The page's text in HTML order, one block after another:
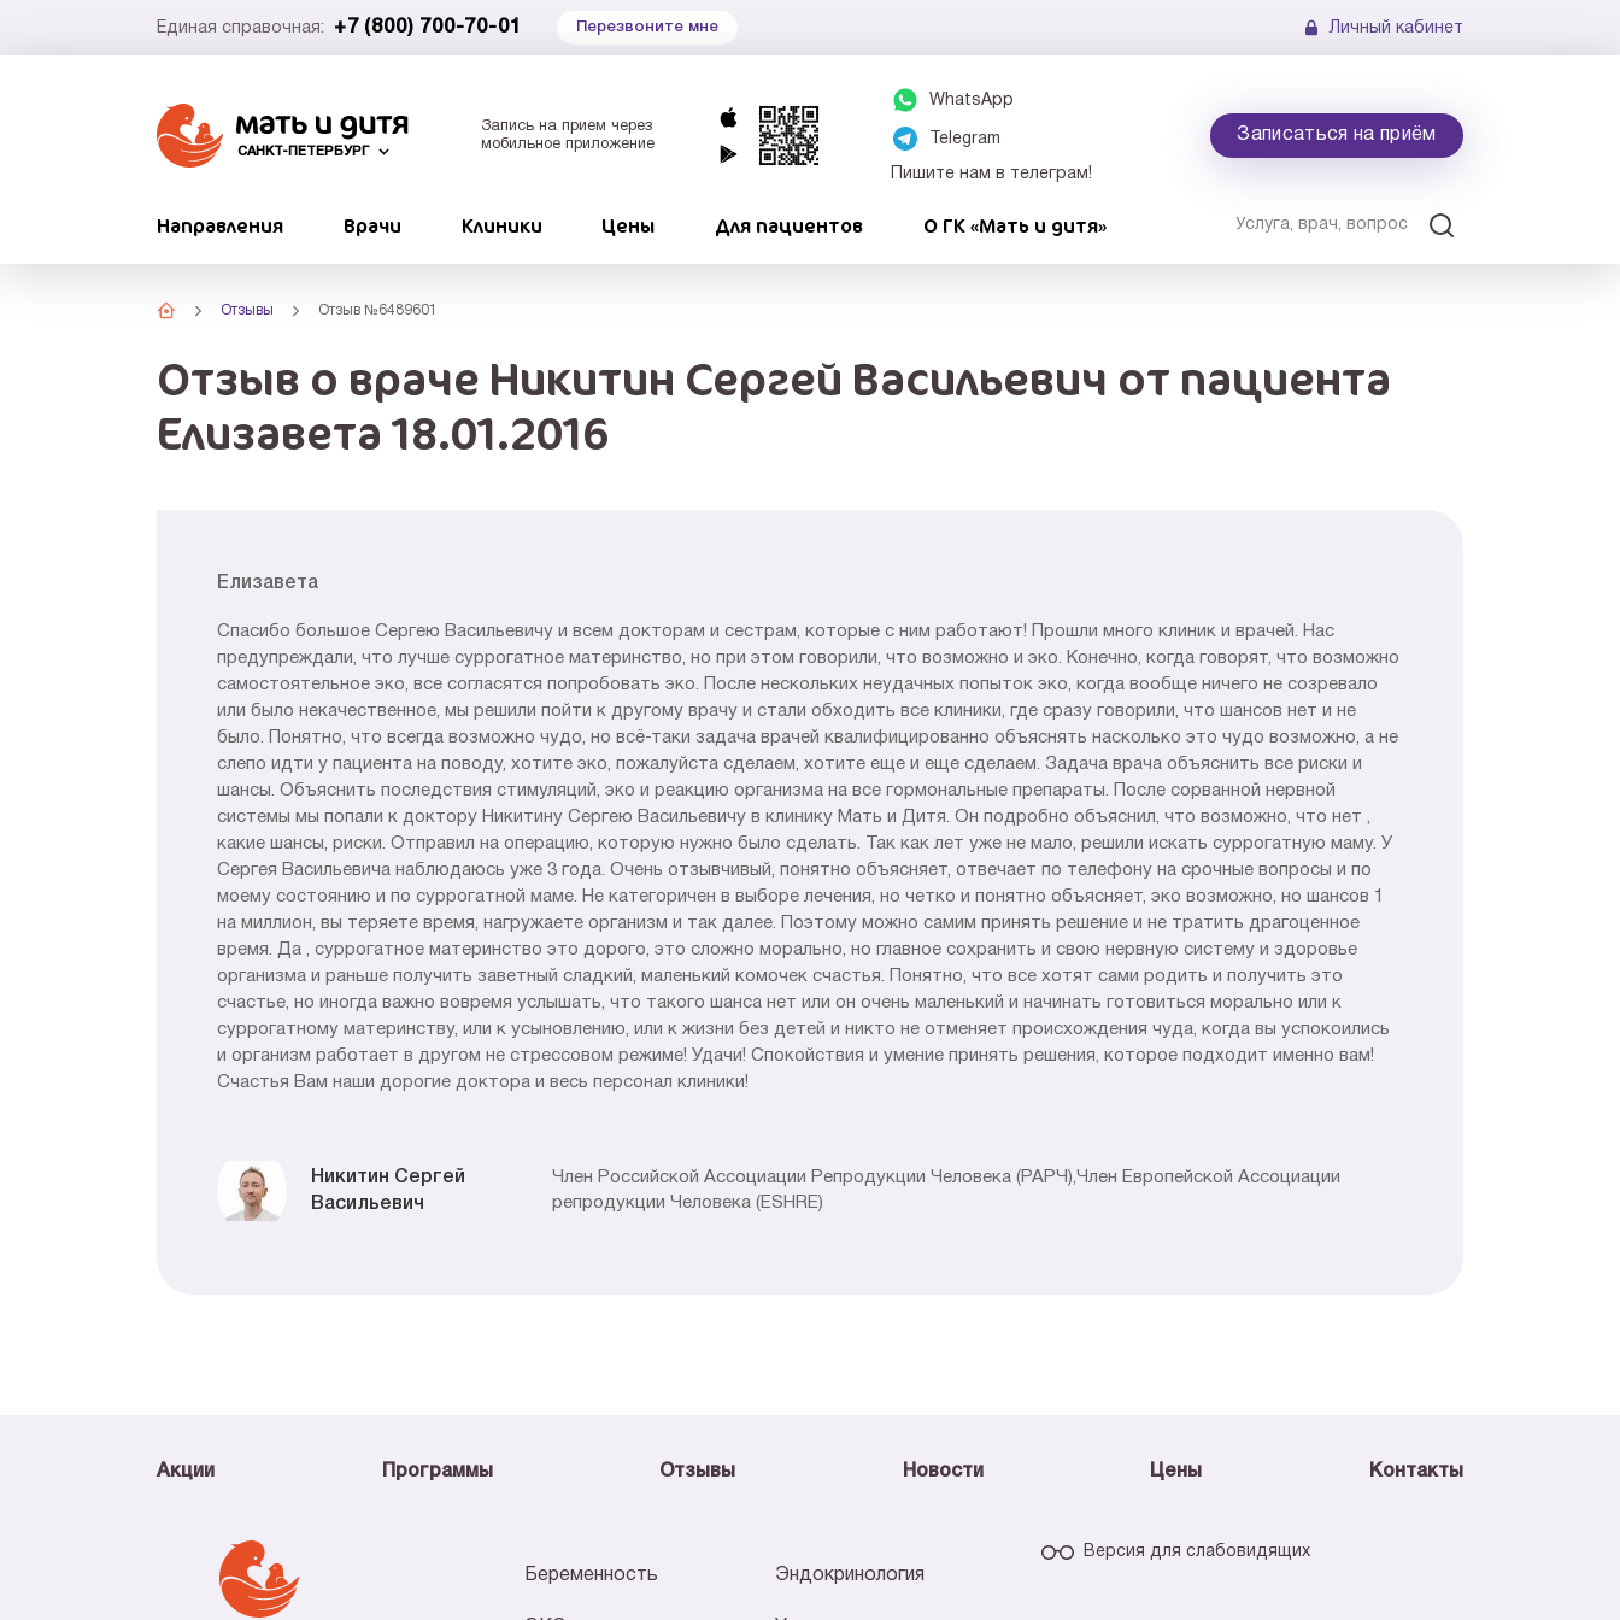
Единая справочная: +7 (800) 700-70-01 Перезвоните мне Личный кабинет
САНКТ-ПЕТЕРБУРГ
Запись на прием через
мобильное приложение
WhatsApp
Telegram
Пишите нам в телеграм!
Записаться на приём
Направления Врачи Клиники Цены Для пациентов О ГК «Мать и дитя»
Отзывы Отзыв №6489601
Отзыв о враче Никитин Сергей Васильевич от пациента
Елизавета 18.01.2016
Елизавета
Спасибо большое Сергею Васильевичу и всем докторам и сестрам, которые с ним работают! Прошли много клиник и врачей. Нас
предупреждали, что лучше суррогатное материнство, но при этом говорили, что возможно и эко. Конечно, когда говорят, что возможно
самостоятельное эко, все согласятся попробовать эко. После нескольких неудачных попыток эко, когда вообще ничего не созревало
или было некачественное, мы решили пойти к другому врачу и стали обходить все клиники, где сразу говорили, что шансов нет и не
было. Понятно, что всегда возможно чудо, но всё-таки задача врачей квалифицированно объяснять насколько это чудо возможно, а не
слепо идти у пациента на поводу, хотите эко, пожалуйста сделаем, хотите еще и еще сделаем. Задача врача объяснить все риски и
шансы. Объяснить последствия стимуляций, эко и реакцию организма на все гормональные препараты. После сорванной нервной
системы мы попали к доктору Никитину Сергею Васильевичу в клинику Мать и Дитя. Он подробно объяснил, что возможно, что нет ,
какие шансы, риски. Отправил на операцию, которую нужно было сделать. Так как лет уже не мало, решили искать суррогатную маму. У
Сергея Васильевича наблюдаюсь уже 3 года. Очень отзывчивый, понятно объясняет, отвечает по телефону на срочные вопросы и по
моему состоянию и по суррогатной маме. Не категоричен в выборе лечения, но четко и понятно объясняет, эко возможно, но шансов 1
на миллион, вы теряете время, нагружаете организм и так далее. Поэтому можно самим принять решение и не тратить драгоценное
время. Да , суррогатное материнство это дорого, это сложно морально, но главное сохранить и свою нервную систему и здоровье
организма и раньше получить заветный сладкий, маленький комочек счастья. Понятно, что все хотят сами родить и получить это
счастье, но иногда важно вовремя услышать, что такого шанса нет или он очень маленький и начинать готовиться морально или к
суррогатному материнству, или к усыновлению, или к жизни без детей и никто не отменяет происхождения чуда, когда вы успокоились
и организм работает в другом не стрессовом режиме! Удачи! Спокойствия и умение принять решения, которое подходит именно вам!
Счастья Вам наши дорогие доктора и весь персонал клиники!
Никитин Сергей
Васильевич
Член Российской Ассоциации Репродукции Человека (РАРЧ),Член Европейской Ассоциации
репродукции Человека (ESHRE)
Акции Программы Отзывы Новости Цены Контакты
Версия для слабовидящих
Беременность Эндокринология